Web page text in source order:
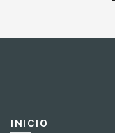
INICIO